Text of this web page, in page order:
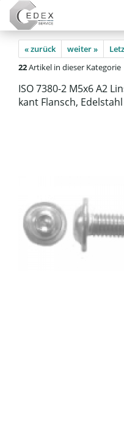
« zurück weiter »
22Artikel in dieser Kategorie
ISO 7380-​2 M5x6 A2
kant Flansch, Edel­stahl